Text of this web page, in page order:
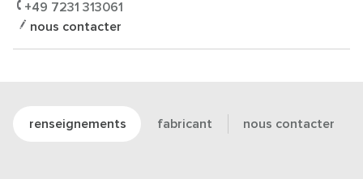
+49 7231 313061
nous contacter
renseignements fabricant nous contacter